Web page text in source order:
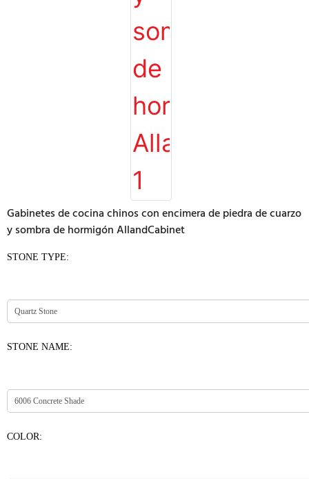
Gabinetes de cocina chinos con encimera de piedra de cuarzo
y sombra de hormigón AllandCabinet
STONE TYPE:
STONE NAME:
COLOR: